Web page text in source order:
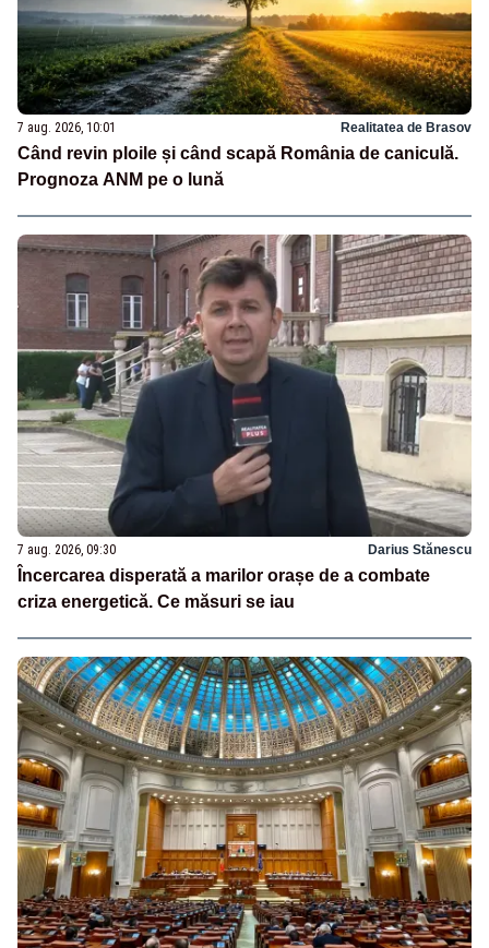
7 aug. 2026, 10:01 Realitatea de Brasov
Când revin ploile și când scapă România de caniculă.
Prognoza ANM pe o lună
7 aug. 2026, 09:30 Darius Stănescu
Încercarea disperată a marilor orașe de a combate
criza energetică. Ce măsuri se iau